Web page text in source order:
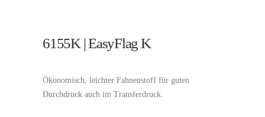
6155K | EasyFlag K
Ökonomisch, leichter Fahnenstoff für guten
Durchdruck auch im Transferdruck.